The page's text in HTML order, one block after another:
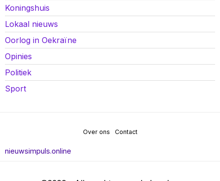
Koningshuis
Lokaal nieuws
Oorlog in Oekraïne
Opinies
Politiek
Sport
Over ons Contact
nieuwsimpuls.online